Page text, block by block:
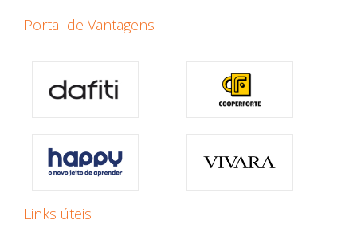
Portal de Vantagens
Links úteis